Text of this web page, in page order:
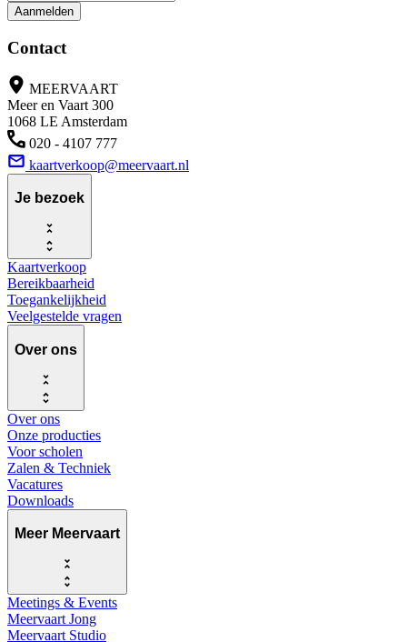
Aanmelden
Contact
MEERVAART
Meer en Vaart 300
1068 LE Amsterdam
020 - 4107 777
kaartverkoop@meervaart.nl
Je bezoek
Kaartverkoop
Bereikbaarheid
Toegankelijkheid
Veelgestelde vragen
Over ons
Over ons
Onze producties
Voor scholen
Zalen & Techniek
Vacatures
Downloads
Meer Meervaart
Meetings & Events
Meervaart Jong
Meervaart Studio